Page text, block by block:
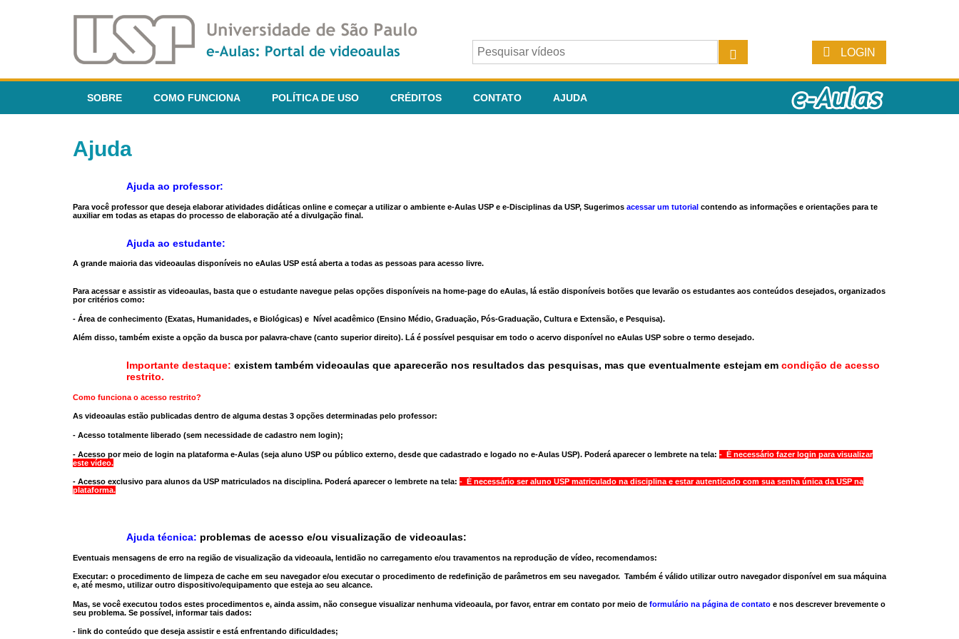
LOGIN
SOBRE COMO FUNCIONA POLÍTICA DE USO CRÉDITOS CONTATO AJUDA
Ajuda
Ajuda ao professor:
Para você professor que deseja elaborar atividades didáticas online e começar a utilizar o ambiente e-Aulas USP e e-Disciplinas da USP, Sugerimos acessar um tutorial contendo as informações e orientações para te
auxiliar em todas as etapas do processo de elaboração até a divulgação final.
Ajuda ao estudante:
A grande maioria das videoaulas disponíveis no eAulas USP está aberta a todas as pessoas para acesso livre.
Para acessar e assistir as videoaulas, basta que o estudante navegue pelas opções disponíveis na home-page do eAulas, lá estão disponíveis botões que levarão os estudantes aos conteúdos desejados, organizados
por critérios como:
- Área de conhecimento (Exatas, Humanidades, e Biológicas) e Nível acadêmico (Ensino Médio, Graduação, Pós-Graduação, Cultura e Extensão, e Pesquisa).
Além disso, também existe a opção da busca por palavra-chave (canto superior direito). Lá é possível pesquisar em todo o acervo disponível no eAulas USP sobre o termo desejado.
Importante destaque: existem também videoaulas que aparecerão nos resultados das pesquisas, mas que eventualmente estejam em condição de acesso
restrito.
Como funciona o acesso restrito?
As videoaulas estão publicadas dentro de alguma destas 3 opções determinadas pelo professor:
- Acesso totalmente liberado (sem necessidade de cadastro nem login);
- Acesso por meio de login na plataforma e-Aulas (seja aluno USP ou público externo, desde que cadastrado e logado no e-Aulas USP). Poderá aparecer o lembrete na tela: - É necessário fazer login para visualizar
este vídeo.
- Acesso exclusivo para alunos da USP matriculados na disciplina. Poderá aparecer o lembrete na tela: - É necessário ser aluno USP matriculado na disciplina e estar autenticado com sua senha única da USP na
plataforma.
Ajuda técnica: problemas de acesso e/ou visualização de videoaulas:
Eventuais mensagens de erro na região de visualização da videoaula, lentidão no carregamento e/ou travamentos na reprodução de vídeo, recomendamos:
Executar: o procedimento de limpeza de cache em seu navegador e/ou executar o procedimento de redefinição de parâmetros em seu navegador. Também é válido utilizar outro navegadordisponível em sua máquina
e, até mesmo, utilizar outro dispositivo/equipamento que esteja ao seu alcance.
Mas, se você executou todos estes procedimentos e, ainda assim, não consegue visualizar nenhuma videoaula, por favor, entrar em contato por meio de formulário na página de contato e nos descrever brevemente o
seu problema. Se possível, informar tais dados:
- link do conteúdo que deseja assistir e está enfrentando dificuldades;